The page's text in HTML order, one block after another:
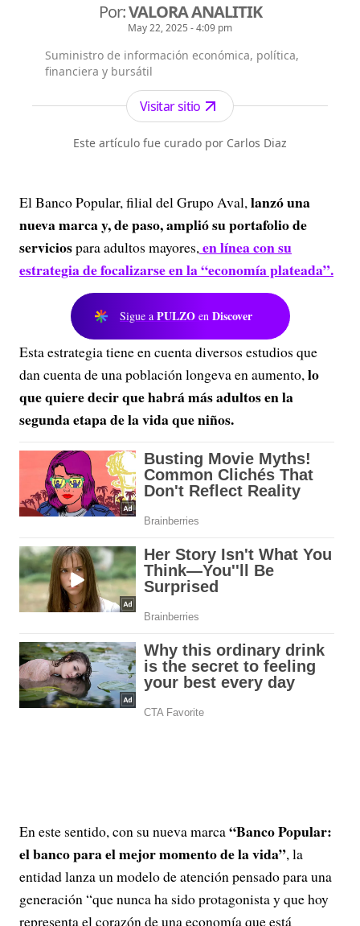
Por:VALORA ANALITIK
May 22, 2025 - 4:09 pm
Suministro de información económica, política,
financiera y bursátil
Visitar sitio
Este artículo fue curado por Carlos Diaz
El Banco Popular, filial del Grupo Aval,lanzó una
nueva marca y, de paso, amplió su portafolio de
serviciospara adultos mayores,en línea con su
estrategia de focalizarse en la “economía plateada”.
Sigue a PULZO en Discover
Esta estrategia tiene en cuenta diversos estudios que
dan cuenta de una población longeva en aumento,lo
que quiere decir que habrá más adultos en la
segunda etapa de la vida que niños.
En este sentido, con su nueva marca“Banco Popular:
el banco para el mejor momento de la vida”, la
entidad lanza un modelo de atención pensado para una
generación “que nunca ha sido protagonista y que hoy
representa el corazón de una economía que está